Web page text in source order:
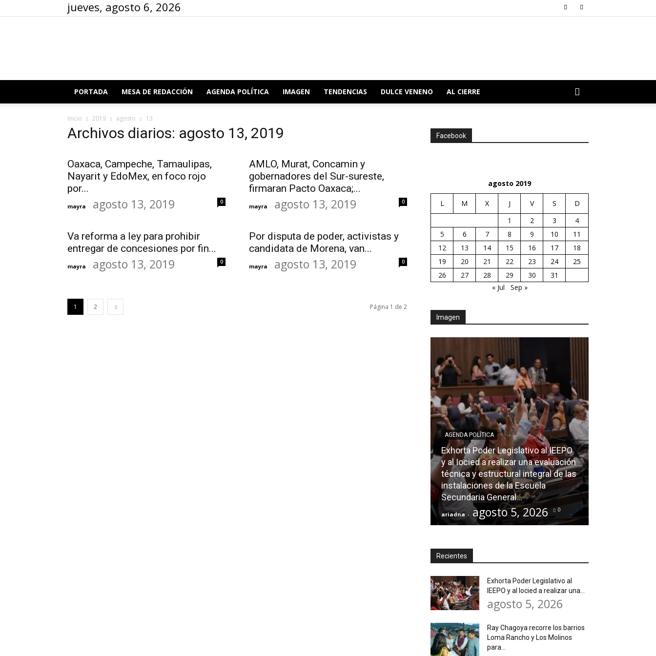
jueves, agosto 6, 2026
Redacción
PORTADA MESA DE REDACCIÓN AGENDA POLÍTICA IMAGEN TENDENCIAS DULCE VENENO AL CIERRE
Inicio 2019 agosto 13
Archivos diarios: agosto 13, 2019
Oaxaca, Campeche, Tamaulipas,
Nayarit y EdoMex, en foco rojo
por...
mayra - agosto 13, 2019 0
AMLO, Murat, Concamin y
gobernadores del Sur-sureste,
firmaran Pacto Oaxaca;...
mayra - agosto 13, 2019 0
Va reforma a ley para prohibir
entregar de concesiones por fin...
mayra - agosto 13, 2019 0
Por disputa de poder, activistas y
candidata de Morena, van...
mayra - agosto 13, 2019 0
1 2 Página 1 de 2
Facebook
agosto 2019
L M X J V S
D
1
2 3
4
5
6 7 8 9 10
11
12
13 14 15 16 17
18
19
20 21 22 23 24
25
26
27 28 29 30
31
« Jul
Sep »
Imagen
AGENDA POLÍTICA
Exhorta Poder Legislativo al IEEPO
y al Iocied a realizar una evaluación
técnica y estructural integral de las
instalaciones de la Escuela
Secundaria General...
ariadna - agosto 5, 2026 0
Recientes
Exhorta Poder Legislativo al
IEEPO y al Iocied a realizar una...
agosto 5, 2026
Ray Chagoya recorre los barrios
Loma Rancho y Los Molinos
para...